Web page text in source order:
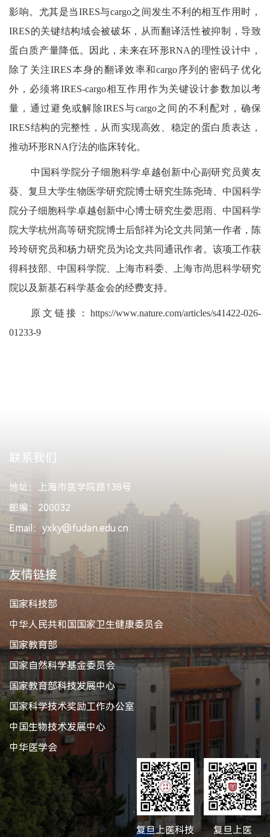
影响。尤其是当IRES与cargo之间发生不利的相互作用时，
IRES的关键结构域会被破坏，从而翻译活性被抑制，导致
蛋白质产量降低。因此，未来在环形RNA 的理性设计中，
除了关注IRES本身的翻译效率和cargo 序列的密码子优化
外，必须将IRES-cargo相互作用作为关键设计参数加以考
量，通过避免或解除IRES与cargo之间的不利配对，确保
IRES结构的完整性，从而实现高效、稳定的蛋白质表达，
推动环形RNA疗法的临床转化。
中国科学院分子细胞科学卓越创新中心副研究员黄友
葵、复旦大学生物医学研究院博士研究生陈尧琦、中国科学
院分子细胞科学卓越创新中心博士研究生娄思雨、中国科学
院大学杭州高等研究院博士后郜祥为论文共同第一作者，陈
玲玲研究员和杨力研究员为论文共同通讯作者。该项工作获
得科技部、中国科学院、上海市科委、上海市尚思科学研究
院以及新基石科学基金会的经费支持。
原文链接： https://www.nature.com/articles/s41422-026-
01233-9
联系我们
地址：上海市医学院路138号
邮编：200032
Email：yxky@fudan.edu.cn
友情链接
国家科技部
中华人民共和国国家卫生健康委员会
国家教育部
国家自然科学基金委员会
国家教育部科技发展中心
国家科学技术奖励工作办公室
中国生物技术发展中心
中华医学会
复旦上医科技 复旦上医